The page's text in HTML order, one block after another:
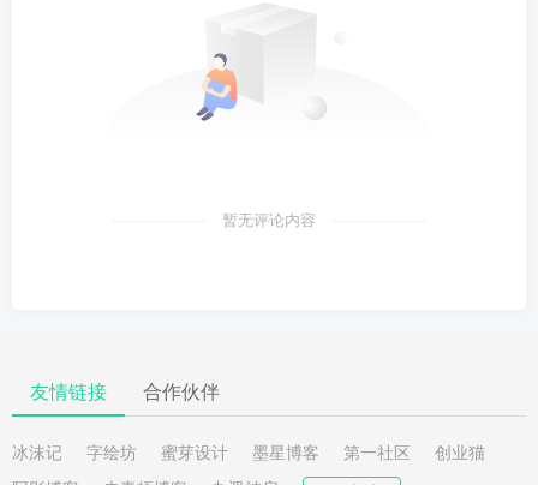
暂无评论内容
友情链接 合作伙伴
冰沫记 字绘坊 蜜芽设计 墨星博客 第一社区
创业猫